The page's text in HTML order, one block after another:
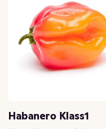
Habanero Klass1